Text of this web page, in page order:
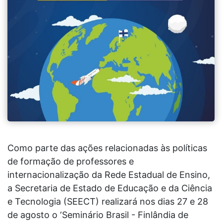
Como parte das ações relacionadas às políticas
de formação de professores e
internacionalização da Rede Estadual de Ensino,
a Secretaria de Estado de Educação e da Ciência
e Tecnologia (SEECT) realizará nos dias 27 e 28
de agosto o ‘Seminário Brasil - Finlândia de